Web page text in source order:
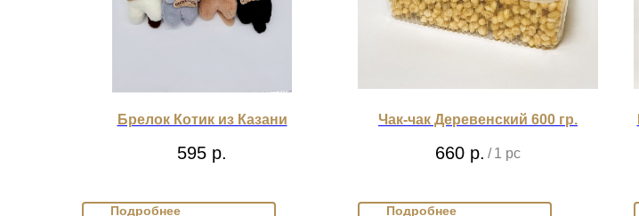
Брелок Котик из Казани
595 р.
Подробнее
Чак-чак Деревенский 600 гр.
660 р. / 1 pc
Подробнее